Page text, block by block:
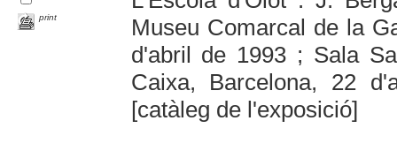
print
Museu Comarcal de la
d'abril de 1993 ; Sala
Caixa, Barcelona, 22
[catàleg de l'exposició]